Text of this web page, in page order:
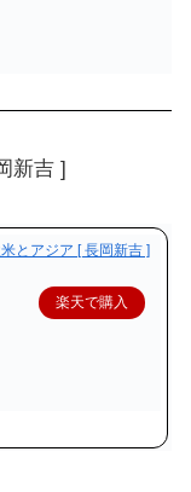
新吉 ]
とアジア [ 長岡新吉 ]
楽天で購入